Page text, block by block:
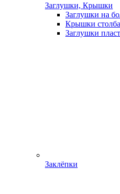
Заглушки, Крышки
Заглушки на
Крышки столба
Заглушки
Заклёпки